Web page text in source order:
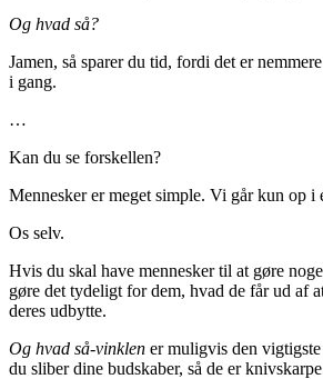
Og hvad så?
Jamen, så sparer du tid, fordi det er
i gang.
…
Kan du se forskellen?
Mennesker er meget simple. Vi går kun op i
Os selv.
Hvis du skal have mennesker til at gøre
gøre det tydeligt for dem, hvad de får ud af
deres udbytte.
Og hvad så-vinklen er muligvis den
du sliber dine budskaber, så de er